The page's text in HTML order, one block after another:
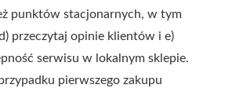
punktów stacjonarnych, w tym
przeczytaj opinie klientów i e)
serwisu w lokalnym sklepie.
pierwszego zakupu